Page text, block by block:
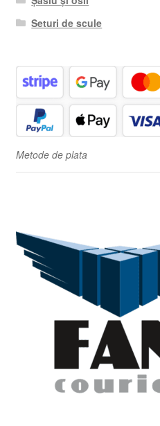
Seturi de scule
Metode de plata